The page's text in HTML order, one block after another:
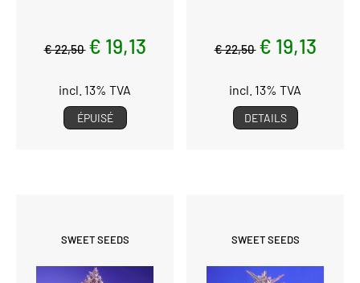
€ 22,50 € 19,13
incl. 13% TVA
ÉPUISÉ
€ 22,50 € 19,13
incl. 13% TVA
DETAILS
SWEET SEEDS SWEET SEEDS